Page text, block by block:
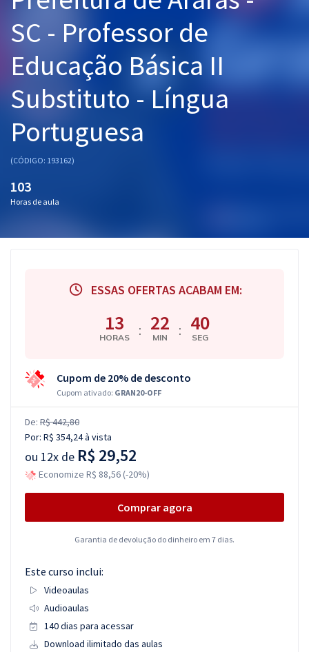
Graduação
OAB
Mentorias
Questões grátis
Blog
SC - Professor de
Educação Básica II
Substituto - Língua
Portuguesa
(CÓDIGO: 193162)
103
Horas de aula
ESSAS OFERTAS ACABAM EM:
13
HORAS : 22
MIN : 39
SEG
Cupom de 20% de desconto
Cupom ativado: GRAN20-OFF
De: R$ 442,80
Por: R$ 354,24à vista
ou 12x de R$ 29,52
Economize R$ 88,56 (-20%)
Comprar agora
Garantia de devolução do dinheiro em 7 dias.
Este curso inclui:
Videoaulas
Audioaulas
140 dias para acessar
Download ilimitado das aulas